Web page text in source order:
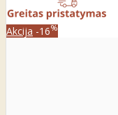
Akcija -16%